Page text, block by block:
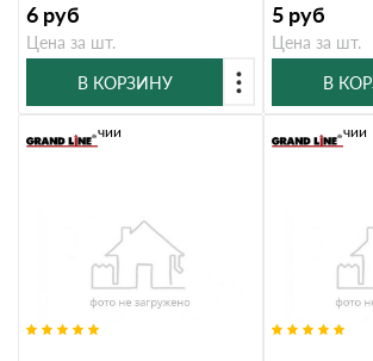
6 руб
Цена за шт.
В КОРЗИНУ
5 руб
Цена за шт.
В
В наличии В наличии